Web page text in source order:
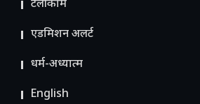
टेलीकॉम
ए​डमिशन अलर्ट
धर्म-अध्यात्म
English